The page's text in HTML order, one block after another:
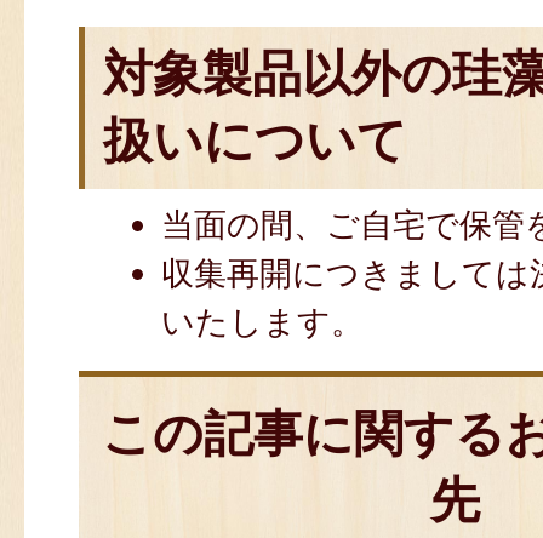
対象製品以外の珪
扱いについて
当面の間、ご自宅で保管
収集再開につきましては
いたします。
この記事に関する
先